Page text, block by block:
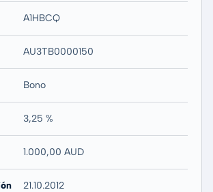
A1HBCQ
AU3TB0000150
Bono
3,25 %
1.000,00 AUD
21.10.2012